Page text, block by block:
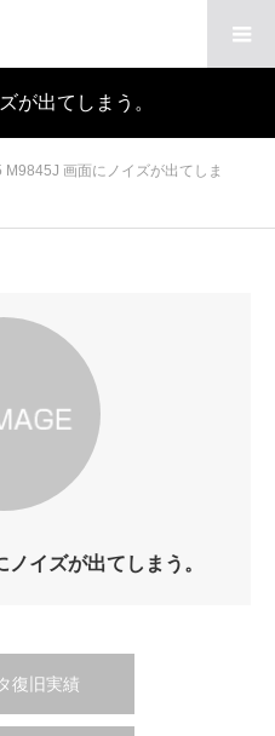
が出てしまう。
M9845J 画面にノイズが出てしま
イズが出てしまう。
復旧実績